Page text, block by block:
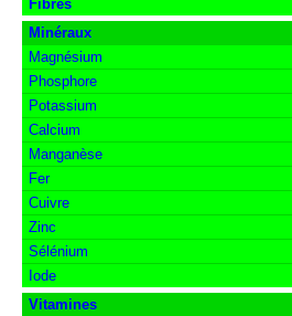
Fibres
Minéraux
Magnésium
Phosphore
Potassium
Calcium
Manganèse
Fer
Cuivre
Zinc
Sélénium
Iode
Vitamines